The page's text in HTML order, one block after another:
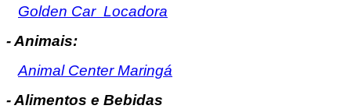
Golden Car Locadora
- Animais:
Animal Center Maringá
- Alimentos e Bebidas